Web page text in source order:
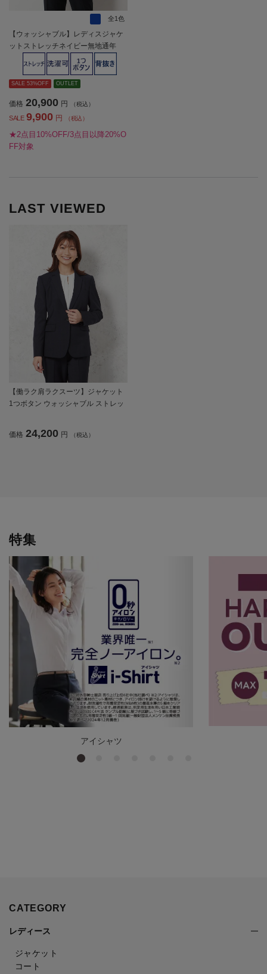
全1色
【ウォッシャブル】レディスジャケ
ットストレッチネイビー無地通年
SALE 53%OFF OUTLET
価格 20,900 円 （税込）
SALE 9,900 円 （税込）
★2点目10%OFF/3点目以降20%O
FF対象
LAST VIEWED
【働ラク肩ラクスーツ】ジャケット
1つボタン ウォッシャブル ストレッ
価格 24,200 円 （税込）
特集
アイシャツ
CATEGORY
レディース
ジャケット
コート